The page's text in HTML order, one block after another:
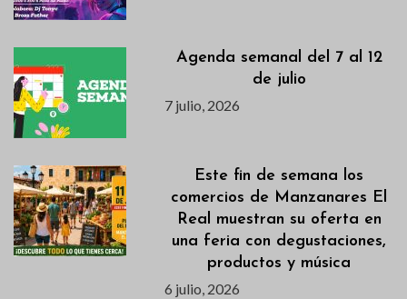
Agenda semanal del 7 al 12
de julio
7 julio, 2026
Este fin de semana los
comercios de Manzanares El
Real muestran su oferta en
una feria con degustaciones,
productos y música
6 julio, 2026